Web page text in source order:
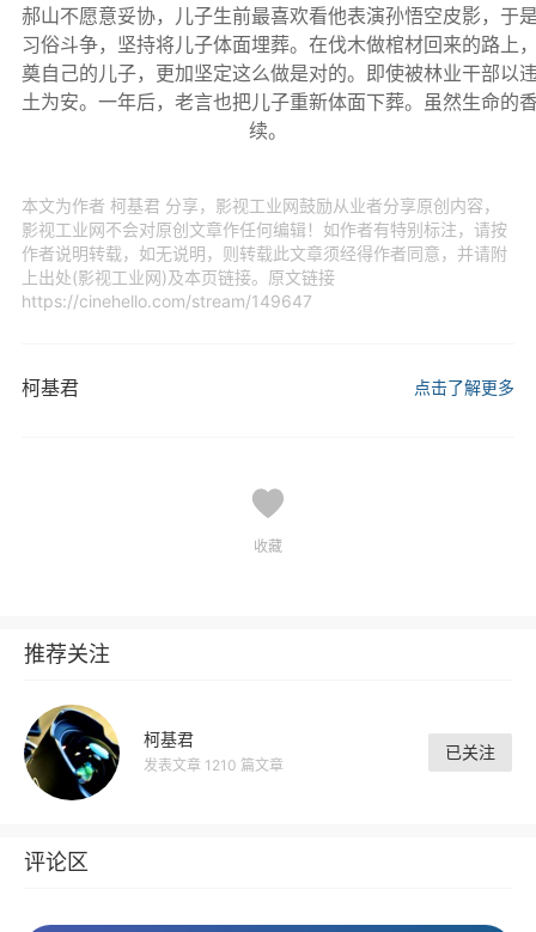
郝山不愿意妥协，儿子生前最喜欢看他表演孙悟空皮影，于
习俗斗争，坚持将儿子体面埋葬。在伐木做棺材回来的路上
奠自己的儿子，更加坚定这么做是对的。即使被林业干部以
土为安。一年后，老言也把儿子重新体面下葬。虽然生命的
本文为作者 柯基君 分享，影视工业网鼓励从业者分享原创内容，
影视工业网不会对原创文章作任何编辑！如作者有特别标注，请按
作者说明转载，如无说明，则转载此文章须经得作者同意，并请附
上出处(影视工业网)及本页链接。原文链接
https://cinehello.com/stream/149647
柯基君 点击了解更多
收藏
推荐关注
柯基君
发表文章 1210 篇文章
已关注
评论区